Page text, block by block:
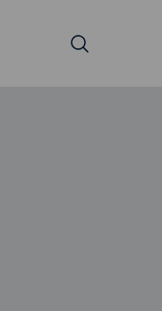
Zoeken